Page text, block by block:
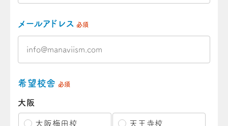
メールアドレス 必須
希望校舎 必須
大阪
大阪梅田校 天王寺校